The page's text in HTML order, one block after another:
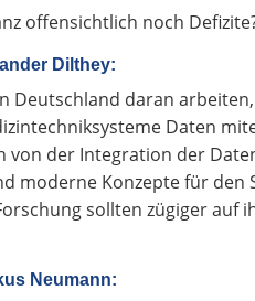
offensichtlich noch
Dilthey:
Deutschland daran
Daten
von der Integration der
moderne Konzepte für den
sollten zügiger auf
Neumann: